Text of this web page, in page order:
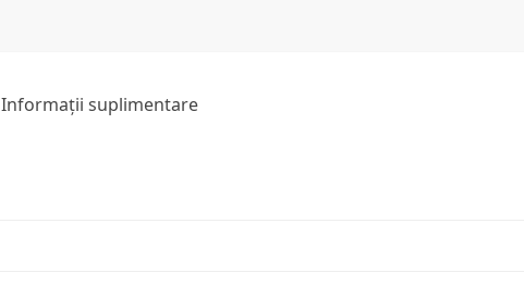
Informații suplimentare